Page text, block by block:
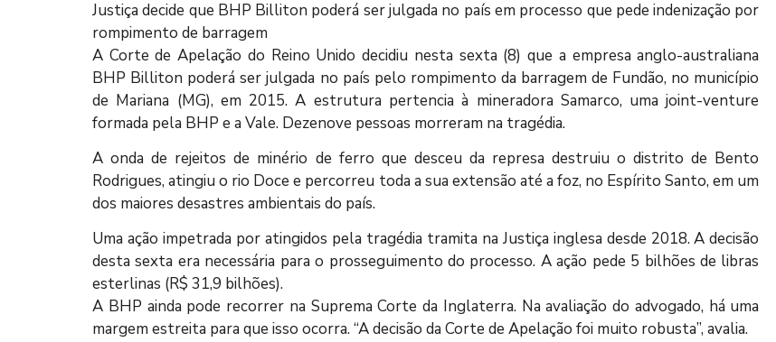
Justiça decide que BHP Billiton poderá ser julgada no país em processo que pede indenização por
rompimento de barragem
A Corte de Apelação do Reino Unido decidiu nesta sexta (8) que a empresa anglo-australiana
BHP Billiton poderá ser julgada no país pelo rompimento da barragem de Fundão, no município
de Mariana (MG), em 2015. A estrutura pertencia à mineradora Samarco, uma joint-venture
formada pela BHP e a Vale. Dezenove pessoas morreram na tragédia.
A onda de rejeitos de minério de ferro que desceu da represa destruiu o distrito de Bento
Rodrigues, atingiu o rio Doce e percorreu toda a sua extensão até a foz, no Espírito Santo, em um
dos maiores desastres ambientais do país.
Uma ação impetrada por atingidos pela tragédia tramita na Justiça inglesa desde 2018. A decisão
desta sexta era necessária para o prosseguimento do processo. A ação pede 5 bilhões de libras
esterlinas (R$ 31,9 bilhões).
A BHP ainda pode recorrer na Suprema Corte da Inglaterra. Na avaliação do advogado, há uma
margem estreita para que isso ocorra. “A decisão da Corte de Apelação foi muito robusta”, avalia.